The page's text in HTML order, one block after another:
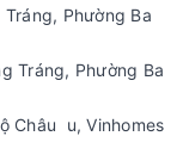
Tráng, Phường Ba
Tráng, Phường Ba
Châu u, Vinhomes